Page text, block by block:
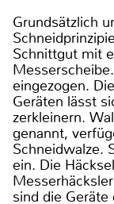
Grundsätzlich
Schnittgut mit
eingezogen.
Geräten lässt
zerkleinern.
genannt,
Schneidwalze.
ein. Die
sind die